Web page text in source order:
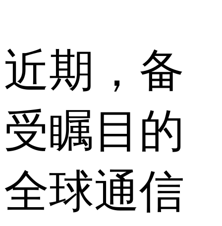
近期，备
受瞩目的
全球通信